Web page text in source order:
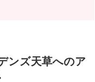
ンズ天草へのア